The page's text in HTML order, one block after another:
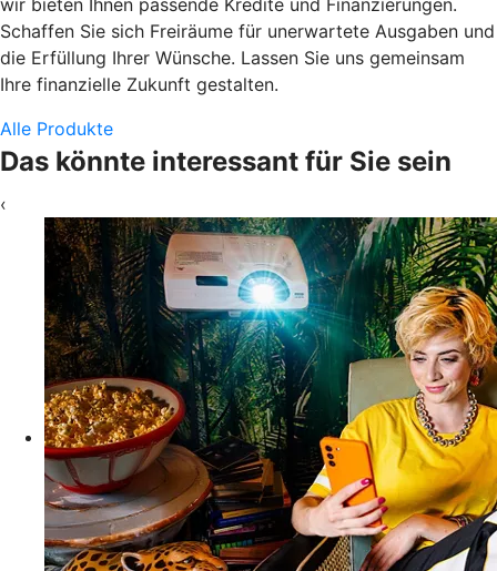
Schaffen Sie sich Freiräume für unerwartete Ausgaben und
die Erfüllung Ihrer Wünsche. Lassen Sie uns gemeinsam
Ihre finanzielle Zukunft gestalten.
Alle Produkte
Das könnte interessant für Sie sein
‹